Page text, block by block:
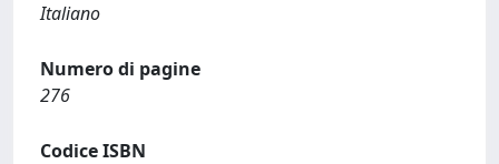
Italiano
Numero di pagine
276
Codice ISBN